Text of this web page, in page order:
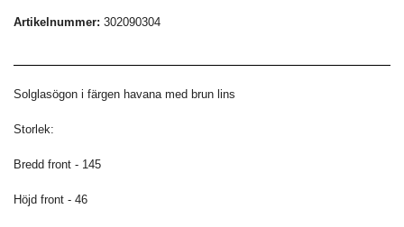
Artikelnummer: 302090304
Solglasögon i färgen havana med brun lins
Storlek:
Bredd front - 145
Höjd front - 46